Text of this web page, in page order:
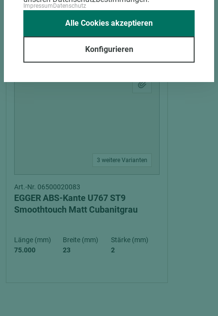
PASSENDES ZUBEHÖR
3 weitere Varianten
Art.-Nr. 06500020083
EGGER ABS-Kante U767 ST9
Smoothtouch Matt Cubanitgrau
Länge (mm)
75.000
Breite (mm)
23
Stärke (mm)
2
ImpressumDatenschutz
Konfigurieren
Alle Cookies akzeptieren